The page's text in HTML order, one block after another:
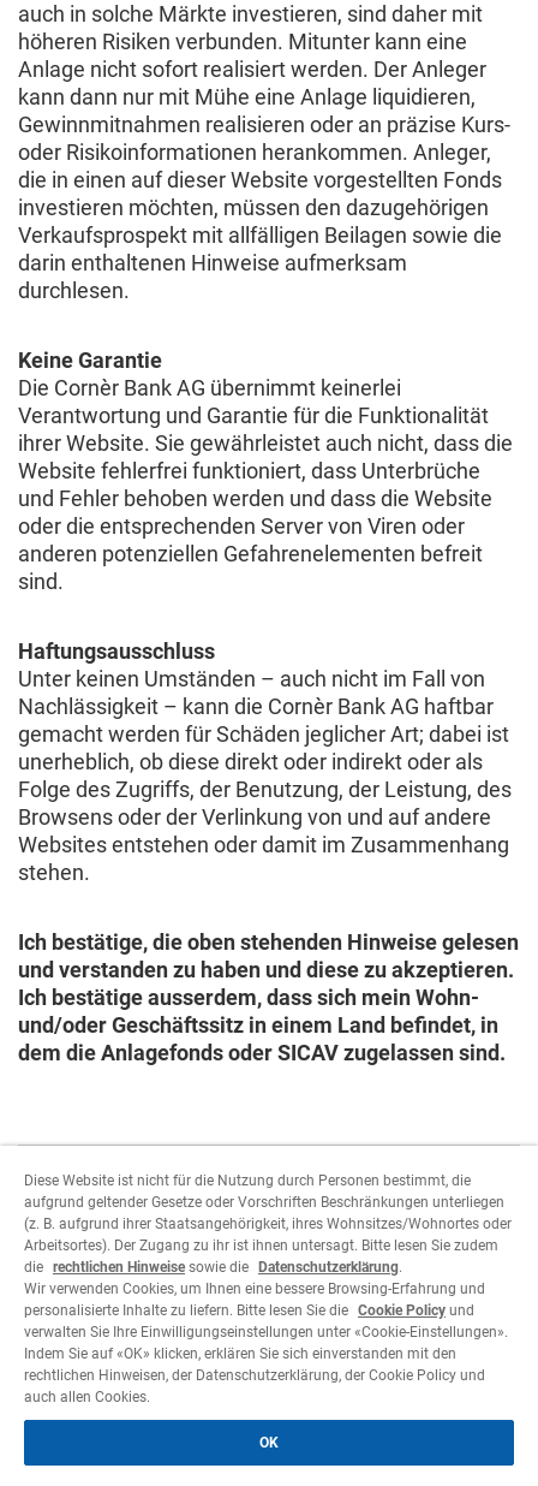
auch in solche Märkte investieren, sind daher mit
höheren Risiken verbunden. Mitunter kann eine
Anlage nicht sofort realisiert werden. Der Anleger
kann dann nur mit Mühe eine Anlage liquidieren,
Gewinnmitnahmen realisieren oder an präzise Kurs-
oder Risikoinformationen herankommen. Anleger,
die in einen auf dieser Website vorgestellten Fonds
investieren möchten, müssen den dazugehörigen
Verkaufsprospekt mit allfälligen Beilagen sowie die
darin enthaltenen Hinweise aufmerksam
durchlesen.
Keine Garantie
Die Cornèr Bank AG übernimmt keinerlei
Verantwortung und Garantie für die Funktionalität
ihrer Website. Sie gewährleistet auch nicht, dass die
Website fehlerfrei funktioniert, dass Unterbrüche
und Fehler behoben werden und dass die Website
oder die entsprechenden Server von Viren oder
anderen potenziellen Gefahrenelementen befreit
sind.
Haftungsausschluss
Unter keinen Umständen – auch nicht im Fall von
Nachlässigkeit – kann die Cornèr Bank AG haftbar
gemacht werden für Schäden jeglicher Art; dabei ist
unerheblich, ob diese direkt oder indirekt oder als
Folge des Zugriffs, der Benutzung, der Leistung, des
Browsens oder der Verlinkung von und auf andere
Websites entstehen oder damit im Zusammenhang
stehen.
Ich bestätige, die oben stehenden Hinweise gelesen
und verstanden zu haben und diese zu akzeptieren.
Ich bestätige ausserdem, dass sich mein Wohn-
und/oder Geschäftssitz in einem Land befindet, in
dem die Anlagefonds oder SICAV zugelassen sind.
Um fortzufahren, müssen Sie die
Benutzerparameter auswählen.
Akzeptieren
Ablehnen
Datenschutzerklärung
Diese Website ist nicht für die Nutzung durch Personen bestimmt, die
aufgrund geltender Gesetze oder Vorschriften Beschränkungen unterliegen
(z. B. aufgrund ihrer Staatsangehörigkeit, ihres Wohnsitzes/Wohnortes oder
Arbeitsortes). Der Zugang zu ihr ist ihnen untersagt. Bitte lesen Sie zudem
die rechtlichen Hinweisesowie die Datenschutzerklärung.
Wir verwenden Cookies, um Ihnen eine bessere Browsing-Erfahrung und
personalisierte Inhalte zu liefern. Bitte lesen Sie die Cookie Policy und
verwalten Sie Ihre Einwilligungseinstellungen unter «Cookie-Einstellungen».
Indem Sie auf «OK» klicken, erklären Sie sich einverstanden mit den
rechtlichen Hinweisen, der Datenschutzerklärung, der Cookie Policy und
auch allen Cookies.
OK